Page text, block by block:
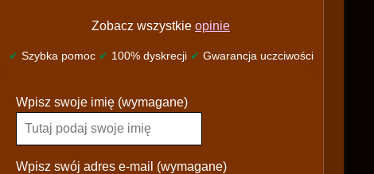
Zobacz wszystkie opinie
✔ Szybka pomoc ✔ 100% dyskrecji ✔ Gwarancja uczciwości
l
a
s
Wpisz swoje imię (wymagane)
Wpisz swój adres e-mail (wymagane)